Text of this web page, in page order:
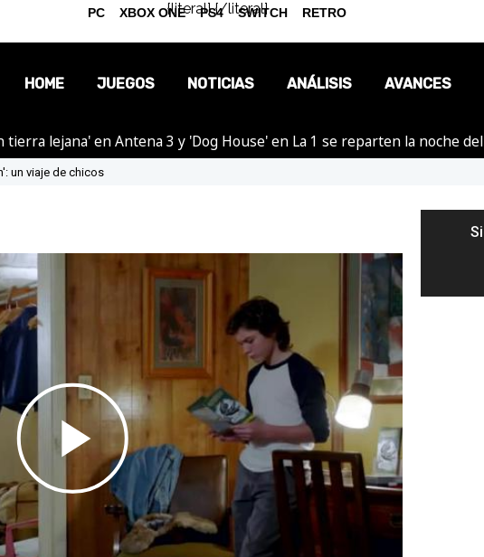
{literal}{/literal}
HOME JUEGOS NOTICIAS
OPINIÓN
ANÁLISIS AVANCES
tierra lejana' en Antena 3 y 'Dog House' en La 1 se reparten la noche
un viaje de chicos
Play
PC XBOX ONE PS4 SWITCH RETRO